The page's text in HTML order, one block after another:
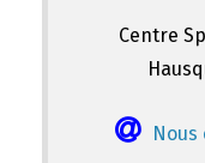
Centre
Nous